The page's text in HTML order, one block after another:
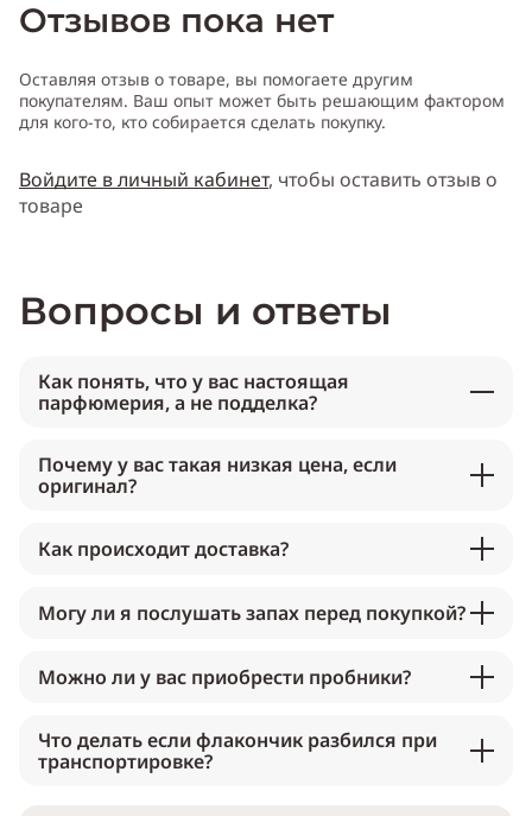
Отзывов пока нет
Оставляя отзыв о товаре, вы помогаете другим
покупателям. Ваш опыт может быть решающим фактором
для кого-то, кто собирается сделать покупку.
Войдите в личный кабинет, чтобы оставить отзыв о
товаре
Вопросы и ответы
Как понять, что у вас настоящая
парфюмерия, а не подделка?
Почему у вас такая низкая цена, если
оригинал?
Как происходит доставка?
Могу ли я послушать запах перед покупкой?
Можно ли у вас приобрести пробники?
Что делать если флакончик разбился при
транспортировке?